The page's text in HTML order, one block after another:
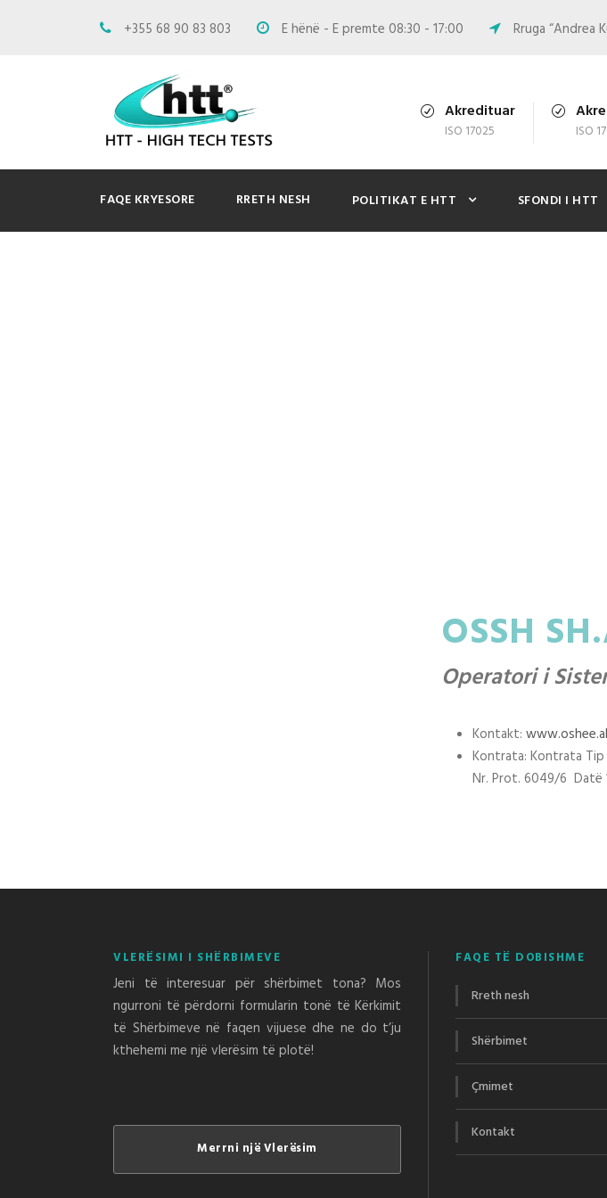
+355 68 90 83 803 E hënë - E premte 08:30 - 17:00 Rruga “Andrea
Akredituar
ISO 17025 ISO
FAQE KRYESORE RRETH NESH POLITIKAT E HTT SFONDI I HTT
OSSH
Operatori i
Kontakt:www.oshee.al
Kontrata: Kontrata Tip
Nr. Prot. 6049/6 Datë
VLERËSIMI I SHËRBIMEVE
Jeni të interesuar për shërbimet tona? Mos
ngurroni të përdorni formularin tonë të Kërkimit
të Shërbimeve në faqen vijuese dhe ne do t’ju
kthehemi me një vlerësim të plotë!
Merrni një Vlerësim
FAQE TË DOBISHME
Rreth nesh
Shërbimet
Çmimet
Kontakt